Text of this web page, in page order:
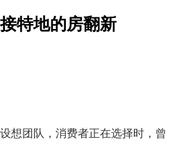
特地的房翻新
团队，消费者正在选择时，曾